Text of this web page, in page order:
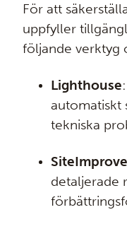
För att
uppfyller
följande verktyg
Lighthouse
automatiskt
tekniska
SiteImprove
detaljerade